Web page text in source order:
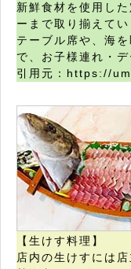
新鮮食材を使用し
ーまで取り揃えて
テーブル席や、海
で、お子様連れ・
引用元：https://
【生けす料理】
店内の生けすには